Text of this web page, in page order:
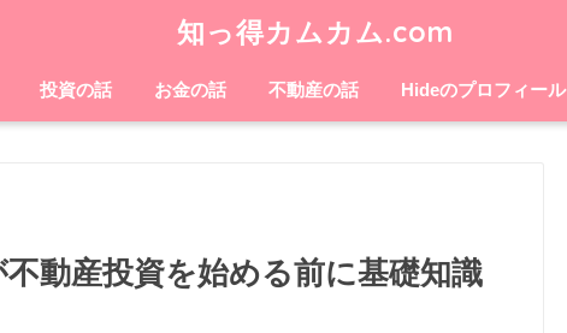
知っ得カムカム.com
投資の話 お金の話 不動産の話 Hideのプロフィール
動産投資を始める前に基礎知識